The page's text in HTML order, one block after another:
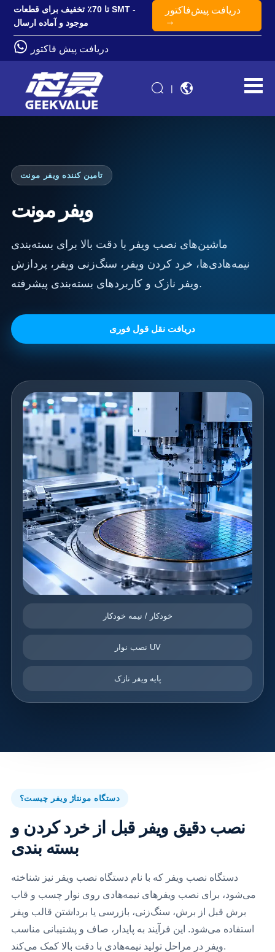
تا 70٪ تخفیف برای قطعات SMT -
موجود و آماده ارسال
دریافت پیش‌فاکتور
→
دریافت پیش فاکتور
|
تامین کننده ویفر مونت
ویفر مونت
ماشین‌های نصب ویفر با دقت بالا برای بسته‌بندی
نیمه‌هادی‌ها، خرد کردن ویفر، سنگ‌زنی ویفر، پردازش
ویفر نازک و کاربردهای بسته‌بندی پیشرفته.
دریافت نقل قول فوری
خودکار / نیمه خودکار
نصب نوار UV
پایه ویفر نازک
دستگاه مونتاژ ویفر چیست؟
نصب دقیق ویفر قبل از خرد کردن و
بسته بندی
دستگاه نصب ویفر که با نام دستگاه نصب ویفر نیز شناخته
می‌شود، برای نصب ویفرهای نیمه‌هادی روی نوار چسب و قاب
برش قبل از برش، سنگ‌زنی، بازرسی یا برداشتن قالب ویفر
استفاده می‌شود. این فرآیند به پایدار، صاف و پشتیبانی مناسب
ویفر در مراحل تولید نیمه‌هادی با دقت بالا کمک می‌کند.